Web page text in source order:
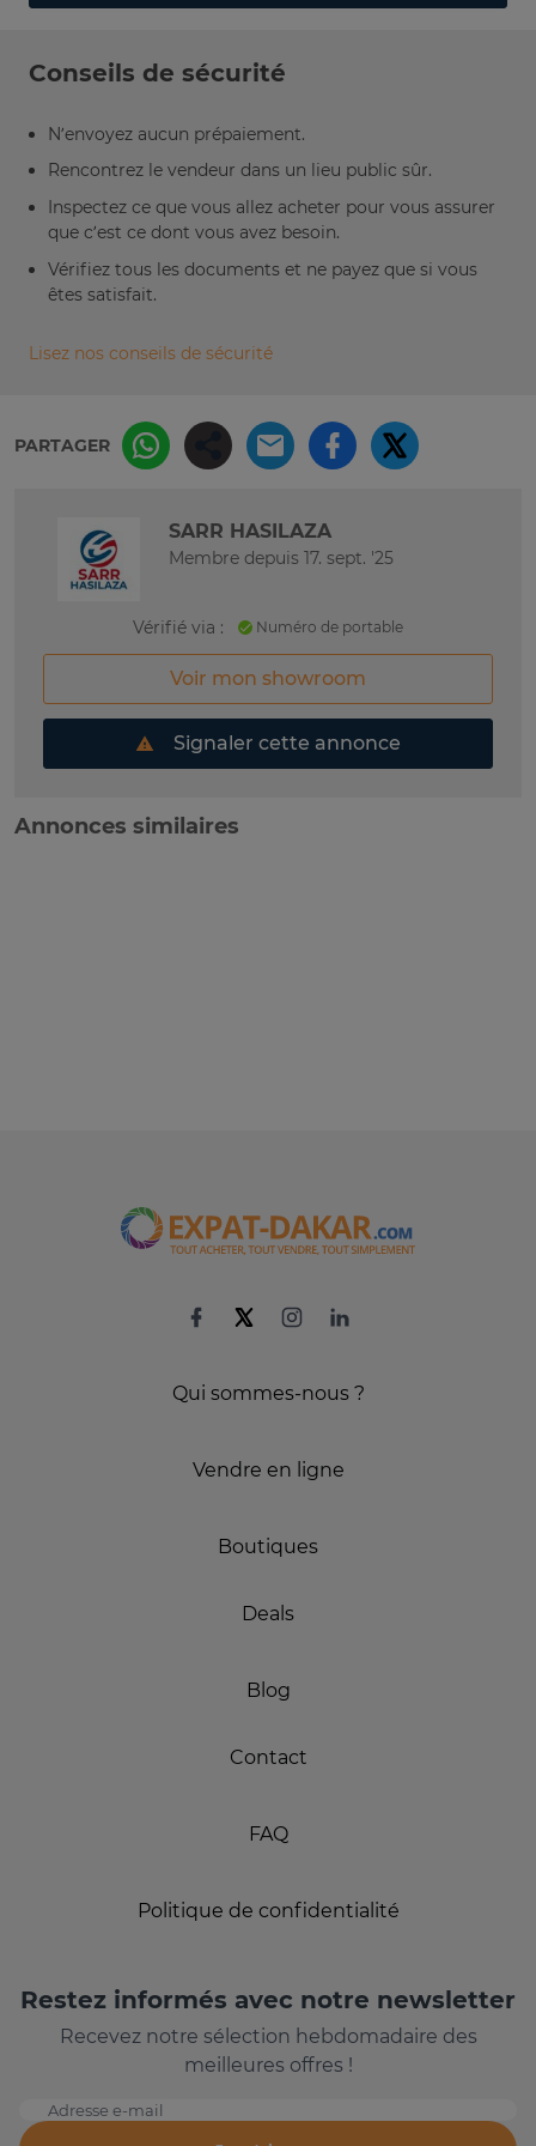
Conseils de sécurité
N’envoyez aucun prépaiement.
Rencontrez le vendeur dans un lieu public sûr.
Inspectez ce que vous allez acheter pour vous assurer
que c’est ce dont vous avez besoin.
Vérifiez tous les documents et ne payez que si vous
êtes satisfait.
Lisez nos conseils de sécurité
PARTAGER
SARR HASILAZA
Membre depuis 17. sept. '25
Vérifié via : Numéro de portable
Voir mon showroom
Signaler cette annonce
Annonces similaires
Qui sommes-nous ?
Vendre en ligne
Boutiques
Deals
Blog
Contact
FAQ
Politique de confidentialité
Restez informés avec notre newsletter
Recevez notre sélection hebdomadaire des
meilleures offres !
Adresse e-mail